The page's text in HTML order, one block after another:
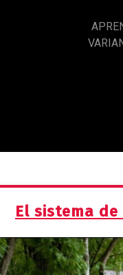
El sistema